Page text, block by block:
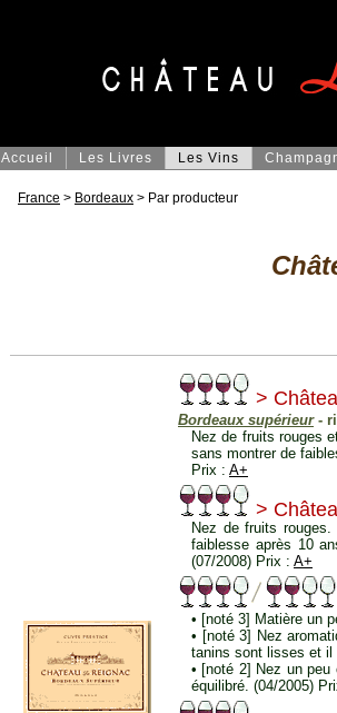
Accueil Les Livres Les Vins
France > Bordeaux > Par producteur
>
Bordeaux supérieur-
Nez de fruits rouges
sans montrer de
Prix : A+
>
Nez de fruits
faiblesse après 10
(07/2008) Prix : A+
• [noté 3] Matière un
• [noté 3] Nez
tanins sont lisses et il
• [noté 2] Nez un
équilibré. (04/2005)